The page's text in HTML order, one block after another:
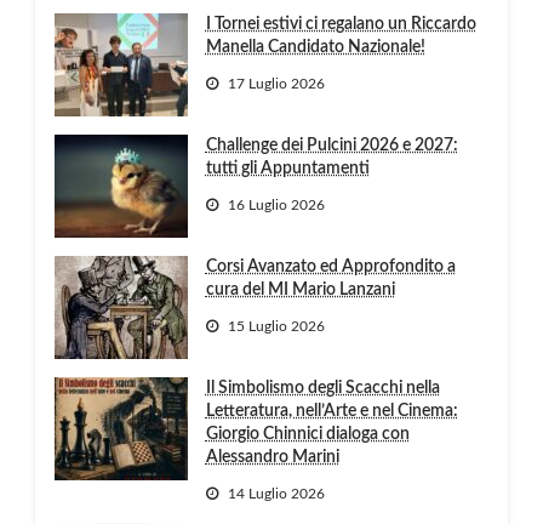
I Tornei estivi ci regalano un Riccardo
Manella Candidato Nazionale!
17 Luglio 2026
Challenge dei Pulcini 2026 e 2027:
tutti gli Appuntamenti
16 Luglio 2026
Corsi Avanzato ed Approfondito a
cura del MI Mario Lanzani
15 Luglio 2026
Il Simbolismo degli Scacchi nella
Letteratura, nell’Arte e nel Cinema:
Giorgio Chinnici dialoga con
Alessandro Marini
14 Luglio 2026